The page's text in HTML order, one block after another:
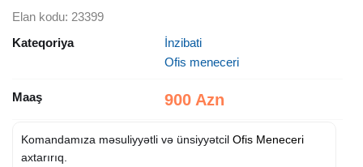
Elan kodu: 23399
Kateqoriya
İnzibati
Ofis meneceri
Maaş 900 Azn
Komandamıza məsuliyyətli və ünsiyyətcil Ofis Meneceri
axtarırıq.